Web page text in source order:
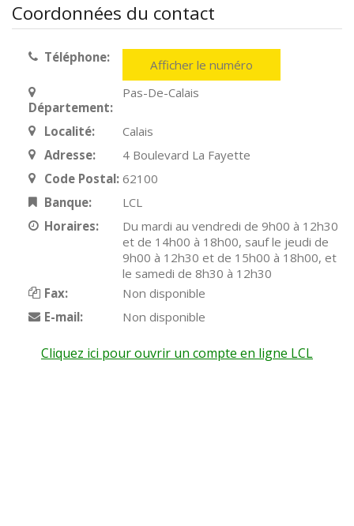
Coordonnées du contact
Téléphone: Afficher le numéro
Département:
Pas-De-Calais
Localité:
Calais
Adresse:
4 Boulevard La Fayette
Code Postal: 62100
Banque:
LCL
Horaires:
Du mardi au vendredi de 9h00 à 12h30
et de 14h00 à 18h00, sauf le jeudi de
9h00 à 12h30 et de 15h00 à 18h00, et
le samedi de 8h30 à 12h30
Fax:
Non disponible
E-mail:
Non disponible
Cliquez ici pour ouvrir un compte en ligne LCL